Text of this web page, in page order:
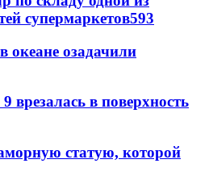
супермаркетов593
океане озадачили
врезалась в поверхность
статую, которой